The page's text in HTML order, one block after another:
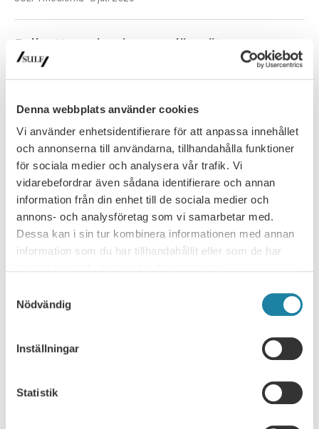
Denna webbplats använder cookies
Vi använder enhetsidentifierare för att anpassa innehållet
och annonserna till användarna, tillhandahålla funktioner
för sociala medier och analysera vår trafik. Vi
vidarebefordrar även sådana identifierare och annan
information från din enhet till de sociala medier och
annons- och analysföretag som vi samarbetar med.
Dessa kan i sin tur kombinera informationen med annan
information som du har tillhandahållit eller som de har
Nödvändig
Inställningar
Statistik
Fullsatt seminarium om lärosätenas
organisationsform
var ämnet för…
Nyhet 30 juni 2026
NYHETSARKIV
Ledare i Universitetsläraren